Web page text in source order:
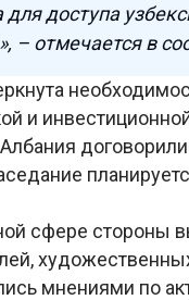
для доступа
– отмечается в
и
сфере стороны
мнениями по